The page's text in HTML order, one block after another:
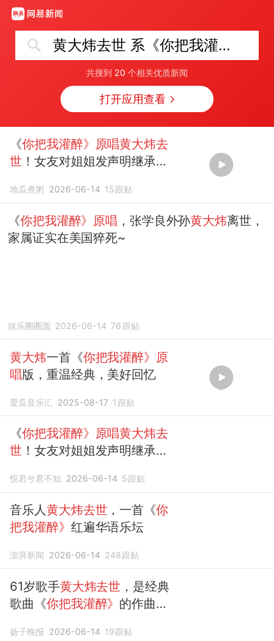
黄大炜去世 系《你把我灌醉》原唱
共搜到 20 个相关优质新闻
打开应用查看
《你把我灌醉》原唱黄大炜去
世 ！女友对姐姐发声明继承财
地瓜煮粥 2026-06-14 15跟贴
《你把我灌醉》原唱 ，张学良外孙黄大炜离世，
家属证实在美国猝死~
娱乐圈圈圆 2026-06-14 76 跟贴
黄大炜一首《你把我灌醉》原
唱版，重温经典，美好回忆
爱瓜音乐汇 2025-08-17 1 跟贴
《你把我灌醉》原唱黄大炜去
世 ！女友对姐姐发声明继承财
悦君兮君不知 2026-06-14 5跟贴
音乐人黄大炜去世，一首《你
把我灌醉》 红遍华语乐坛
澎湃新闻 2026-06-14 248跟贴
61岁歌手黄大炜去世 ，是经典
歌曲《你把我灌醉》 的作曲、
急送医
扬子晚报 2026-06-14 19跟贴